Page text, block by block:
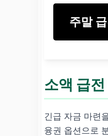
주말
소액 급
긴급 자금 마련
융권 옵션으로